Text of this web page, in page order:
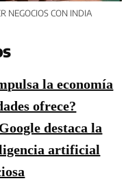
NEGOCIOS CON INDIA
la economía
ofrece?
destaca la
artificial